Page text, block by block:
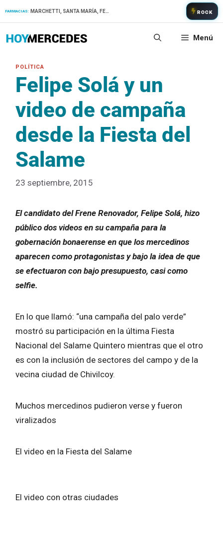
FARMACIAS: ROCK
Menú
Felipe Solá y un
video de campaña
desde la Fiesta del
Salame
23 septiembre, 2015
El candidato del Frene Renovador, Felipe Solá, hizo
público dos videos en su campaña para la
gobernación bonaerense en que los mercedinos
aparecen como protagonistas y bajo la idea de que
se efectuaron con bajo presupuesto, casi como
selfie.
En lo que llamó: “una campaña del palo verde”
mostró su participación en la última Fiesta
Nacional del Salame Quintero mientras que el otro
es con la inclusión de sectores del campo y de la
vecina ciudad de Chivilcoy.
Muchos mercedinos pudieron verse y fueron
viralizados
El video en la Fiesta del Salame
El video con otras ciudades